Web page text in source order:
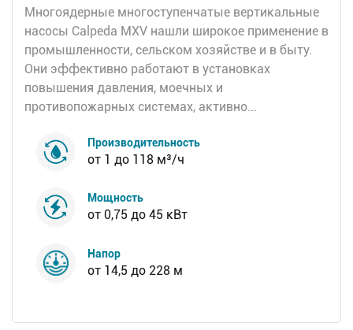
Многоядерные многоступенчатые вертикальные
насосы Calpeda MXV нашли широкое применение в
промышленности, сельском хозяйстве и в быту.
Они эффективно работают в установках
повышения давления, моечных и
противопожарных системах, активно...
Производительность
от 1 до 118 м³/ч
Мощность
от 0,75 до 45 кВт
Напор
от 14,5 до 228 м